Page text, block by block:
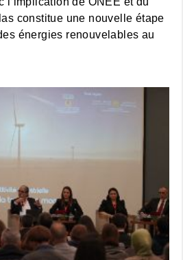
constitue une nouvelle étape
énergies renouvelables au